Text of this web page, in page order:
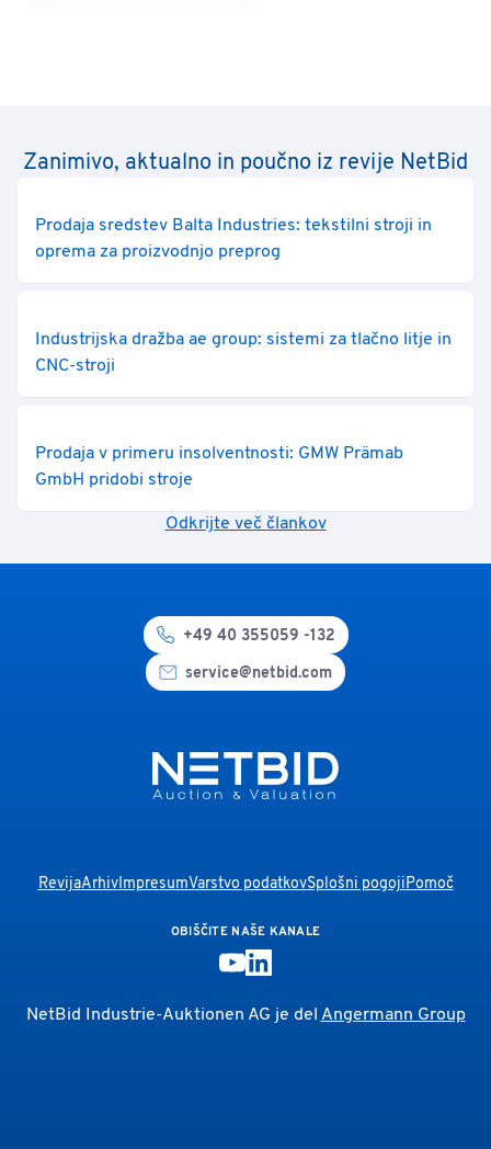
Zanimivo, aktualno in poučno iz revije NetBid
Prodaja sredstev Balta Industries: tekstilni stroji in
oprema za proizvodnjo preprog
Industrijska dražba ae group: sistemi za tlačno litje in
CNC-stroji
Prodaja v primeru insolventnosti: GMW Prämab
GmbH pridobi stroje
Odkrijte več člankov
+49 40 355059 -132
service@netbid.com
RevijaArhivImpresumVarstvo podatkovSplošni pogojiPomoč
OBIŠČITE NAŠE KANALE
NetBid Industrie-Auktionen AG je delAngermann Group